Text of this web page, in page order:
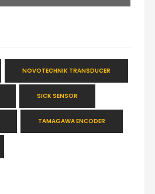
NOVOTECHNIK TRANSDUCER
SICK SENSOR
TAMAGAWA ENCODER